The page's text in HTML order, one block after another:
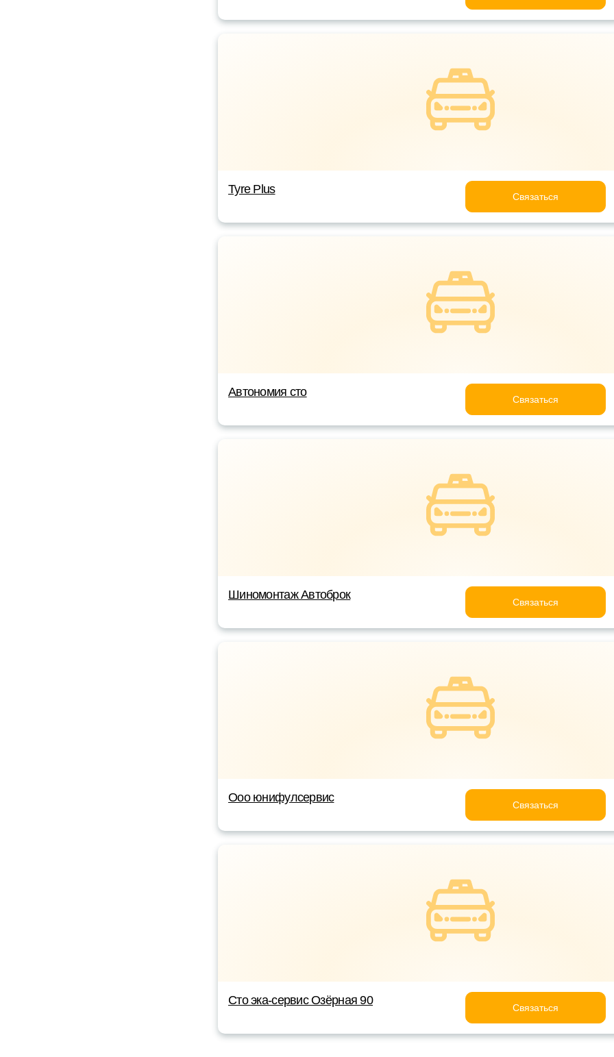
Tyre Plus
Связаться
Автономия сто
Связаться
Шиномонтаж Автоброк
Связаться
Ооо юнифулсервис
Связаться
Сто эка-сервис Озёрная 90
Связаться